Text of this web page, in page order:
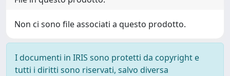
Non ci sono file associati a questo prodotto.
I documenti in IRIS sono protetti da copyright e
tutti i diritti sono riservati, salvo diversa